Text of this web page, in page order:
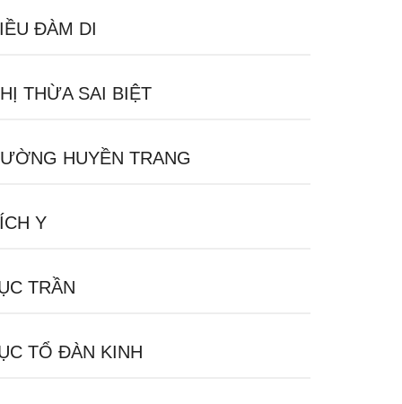
ĐÀM DI
THỪA SAI BIỆT
HUYỀN TRANG
Y
TRẦN
TỔ ĐÀN KINH